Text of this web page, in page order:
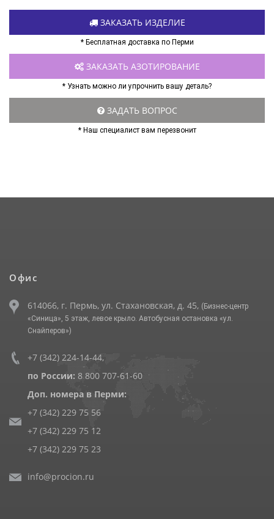
ЗАКАЗАТЬ ИЗДЕЛИЕ
* Бесплатная доставка по Перми
ЗАКАЗАТЬ АЗОТИРОВАНИЕ
* Узнать можно ли упрочнить вашу деталь?
ЗАДАТЬ ВОПРОС
* Наш специалист вам перезвонит
Офис
614066, г. Пермь, ул. Стахановская, д. 45, (Бизнес-центр
«Синица», 5 этаж, левое крыло. Автобусная остановка «ул.
Снайперов»)
+7 (342) 224-14-44,
по России: 8 800 707-61-60
Доп. номера в Перми:
+7 (342) 229 75 56
+7 (342) 229 75 12
+7 (342) 229 75 23
info@procion.ru